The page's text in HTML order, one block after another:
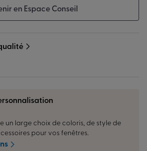
en Espace Conseil
un large choix de coloris, de style de
pour vos fenêtres.